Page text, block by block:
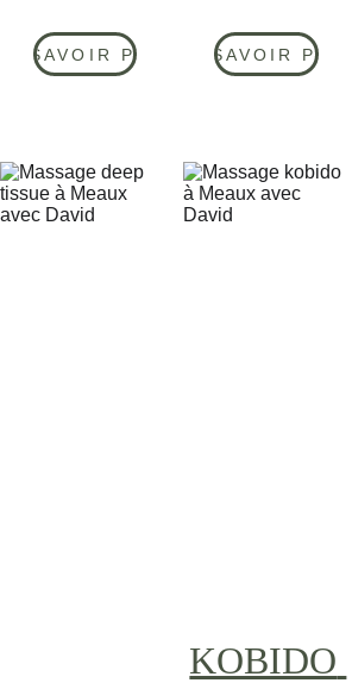
SAVOIR PLUS EN SAVOIR PLUS
KOBIDO